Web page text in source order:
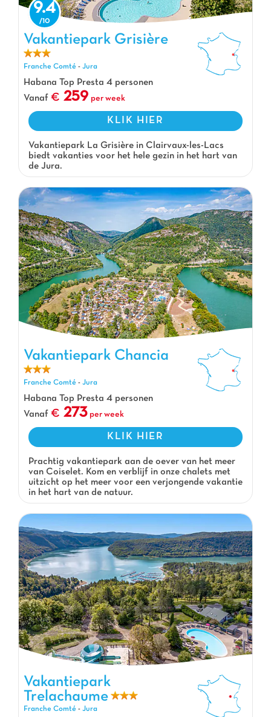
Vakantiepark Grisière, Vakantiepark Franche Comté
9.4
Vakantiepark Grisière
Franche Comté - Jura
Habana Top Presta 4 personen
Vanaf
259 per week
KLIK HIER
Vakantiepark La Grisière in Clairvaux-les-Lacs
biedt vakanties voor het hele gezin in het hart van
de Jura.
Vakantiepark Chancia, Vakantiepark Franche Comté
Vakantiepark Chancia
Franche Comté - Jura
Habana Top Presta 4 personen
Vanaf
273 per week
KLIK HIER
Prachtig vakantiepark aan de oever van het meer
van Coiselet. Kom en verblijf in onze chalets met
uitzicht op het meer voor een verjongende vakantie
in het hart van de natuur.
Vakantiepark Trelachaume, Vakantiepark Franche Comté
Vakantiepark
Trelachaume
Franche Comté - Jura